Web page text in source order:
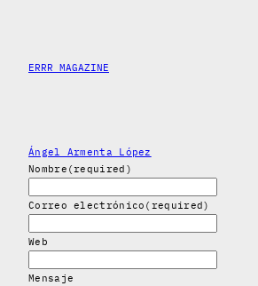
content
ERRR MAGAZINE
Ángel Armenta López
Nombre (required)
Correo electrónico (required)
Web
Mensaje